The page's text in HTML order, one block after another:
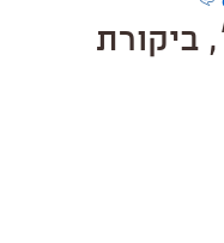
ביקורת